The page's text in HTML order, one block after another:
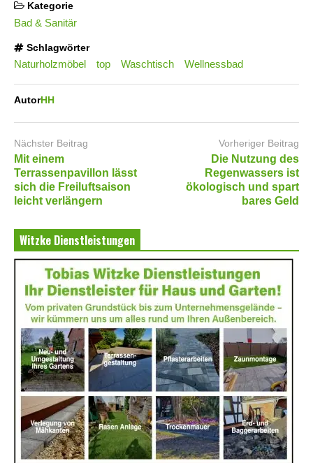
Kategorie
Bad & Sanitär
Schlagwörter
Naturholzmöbel top Waschtisch Wellnessbad
AutorHH
Nächster Beitrag
Mit einem
Terrassenpavillon lässt
sich die Freiluftsaison
leicht verlängern
Vorheriger Beitrag
Die Nutzung des
Regenwassers ist
ökologisch und spart
bares Geld
Witzke Dienstleistungen